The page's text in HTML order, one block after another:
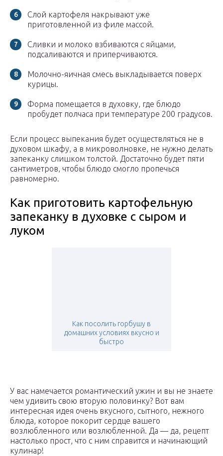
Слой картофеля накрывают уже
приготовленной из филе массой.
Сливки и молоко взбиваются с яйцами,
подсаливаются и приперчиваются.
Молочно-яичная смесь выкладывается поверх
курицы.
Форма помещается в духовку, где блюдо
пробудет полчаса при температуре 200 градусов.
Если процесс выпекания будет осуществляться не в
духовом шкафу, а в микроволновке, не нужно делать
запеканку слишком толстой. Достаточно будет пяти
сантиметров, чтобы блюдо смогло пропечься
равномерно.
Как приготовить картофельную
запеканку в духовке с сыром и
луком
Как посолить горбушу в
домашних условиях вкусно и
быстро
У вас намечается романтический ужин и вы не знаете
чем удивить свою вторую половинку? Вот вам
интересная идея очень вкусного, сытного, нежного
блюда, которое покорит сердце вашего
возлюбленного или возлюбленной. Да — да, рецепт
настолько прост, что с ним справится и начинающий
кулинар!